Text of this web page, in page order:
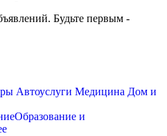
Будьте первым -
Автоуслуги Медицина Дом и
Образование и